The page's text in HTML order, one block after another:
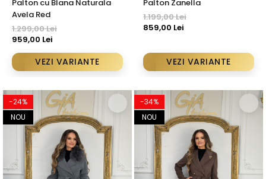
Palton cu Blana Naturala
Avela Red
1.299,00 Lei
959,00 Lei
VEZI VARIANTE
Palton Zanella
1.199,00 Lei
859,00 Lei
VEZI VARIANTE
-24%
NOU
-34%
NOU